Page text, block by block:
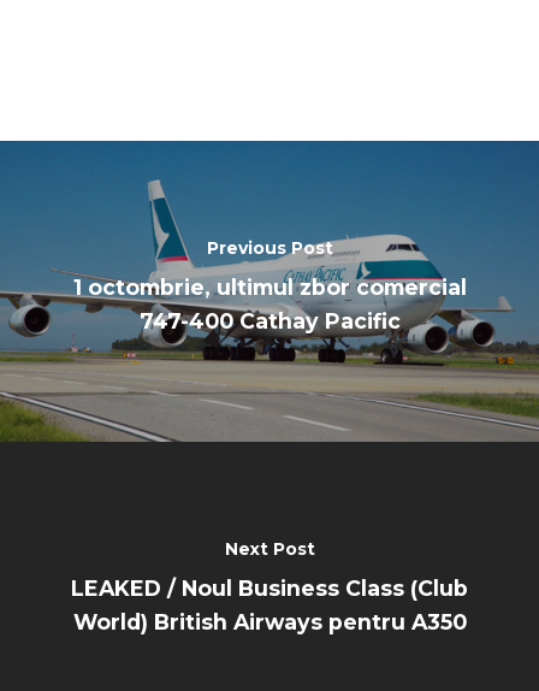
Previous Post
1 octombrie, ultimul zbor comercial
747-400 Cathay Pacific
Next Post
LEAKED / Noul Business Class (Club
World) British Airways pentru A350